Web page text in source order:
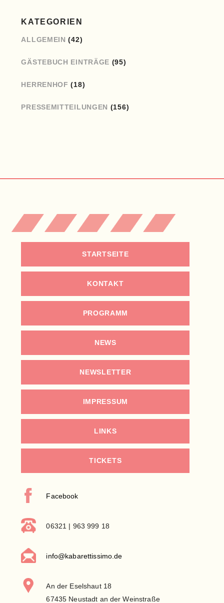
KATEGORIEN
ALLGEMEIN (42)
GÄSTEBUCH EINTRÄGE (95)
HERRENHOF (18)
PRESSEMITTEILUNGEN (156)
STARTSEITE
KONTAKT
PROGRAMM
NEWS
NEWSLETTER
IMPRESSUM
LINKS
TICKETS
Facebook
06321 | 963 999 18
info@kabarettissimo.de
An der Eselshaut 18
67435 Neustadt an der Weinstraße